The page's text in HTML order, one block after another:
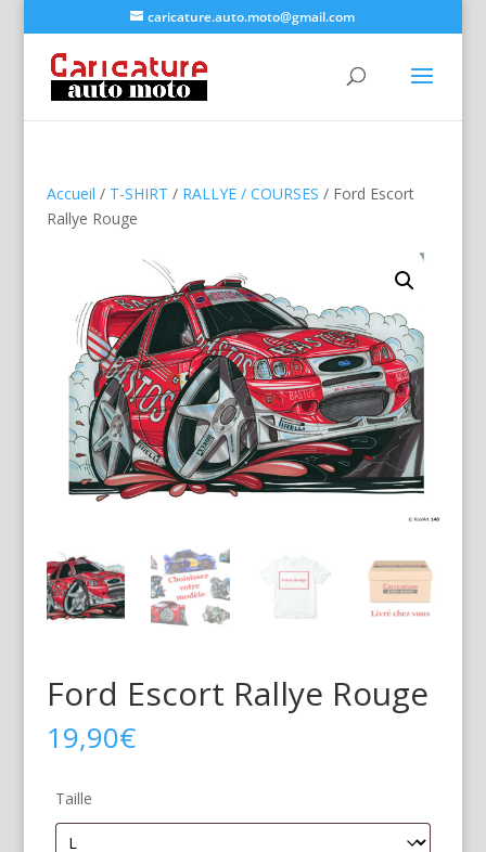
caricature.auto.moto@gmail.com
Accueil / T-SHIRT / RALLYE / COURSES / Ford Escort
Rallye Rouge
Ford Escort Rallye Rouge
19,90€
Taille